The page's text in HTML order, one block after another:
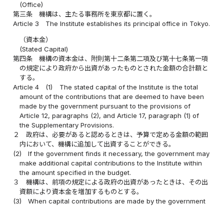
(Office)
第三条
機構は、主たる事務所を東京都に置く。
Article 3
The Institute establishes its principal office in Tokyo.
（資本金）
(Stated Capital)
第四条
機構の資本金は、附則第十二条第二項及び第十七条第一項
の規定により政府から出資があったものとされた金額の合計額と
する。
Article 4
(1)
The stated capital of the Institute is the total
amount of the contributions that are deemed to have been
made by the government pursuant to the provisions of
Article 12, paragraphs (2), and Article 17, paragraph (1) of
the Supplementary Provisions.
２
政府は、必要があると認めるときは、予算で定める金額の範囲
内において、機構に追加して出資することができる。
(2)
If the government finds it necessary, the government may
make additional capital contributions to the Institute within
the amount specified in the budget.
３
機構は、前項の規定による政府の出資があったときは、その出
資額により資本金を増加するものとする。
(3)
When capital contributions are made by the government